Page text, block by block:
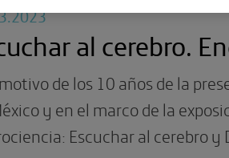
al cerebro.
de los 10 años de la
y en el marco de la
Escuchar al cerebro y